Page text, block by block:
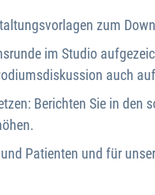
zum
im Studio
auch
Berichten Sie in den
Patienten und für